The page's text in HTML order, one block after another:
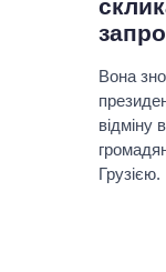
Вона
відміну
Грузією.